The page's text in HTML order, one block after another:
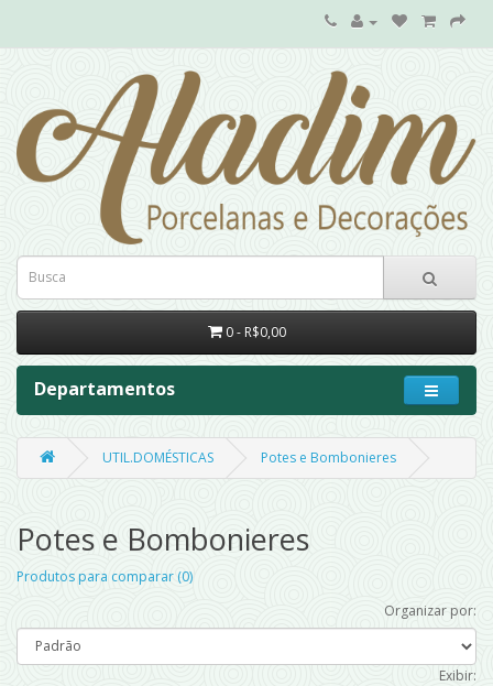
0 - R$0,00
Departamentos
UTIL.DOMÉSTICAS Potes e Bombonieres
Potes e Bombonieres
Produtos para comparar (0)
Organizar por:
Exibir: